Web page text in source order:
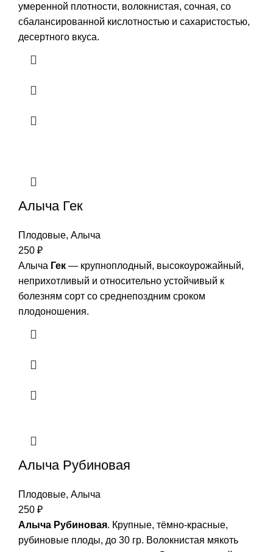
умеренной плотности, волокнистая, сочная, со
сбалансированной кислотностью и сахаристостью,
десертного вкуса.
Алыча Гек
Плодовые, Алыча
250 ₽
Алыча Гек — крупноплодный, высокоурожайный,
неприхотливый и относительно устойчивый к
болезням сорт со среднепоздним сроком
плодоношения.
Алыча Рубиновая
Плодовые, Алыча
250 ₽
Алыча Рубиновая. Крупные, тёмно-красные,
рубиновые плоды, до 30 гр. Волокнистая мякоть